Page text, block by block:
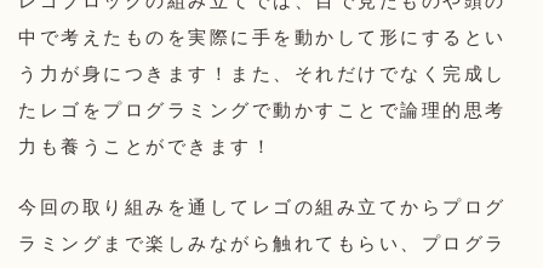
中で考えたものを実際に手を動かして形にするとい
う力が身につきます！また、それだけでなく完成し
たレゴをプログラミングで動かすことで論理的思考
力も養うことができます！
今回の取り組みを通してレゴの組み立てからプログ
ラミングまで楽しみながら触れてもらい、プログラ